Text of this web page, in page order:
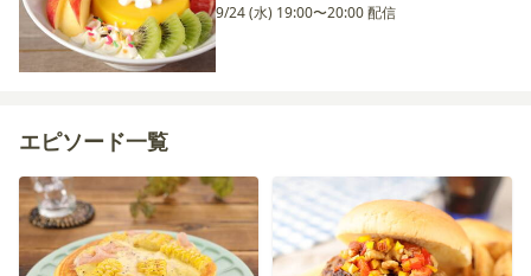
9/24 (水) 19:00〜20:00 配信
エピソード一覧